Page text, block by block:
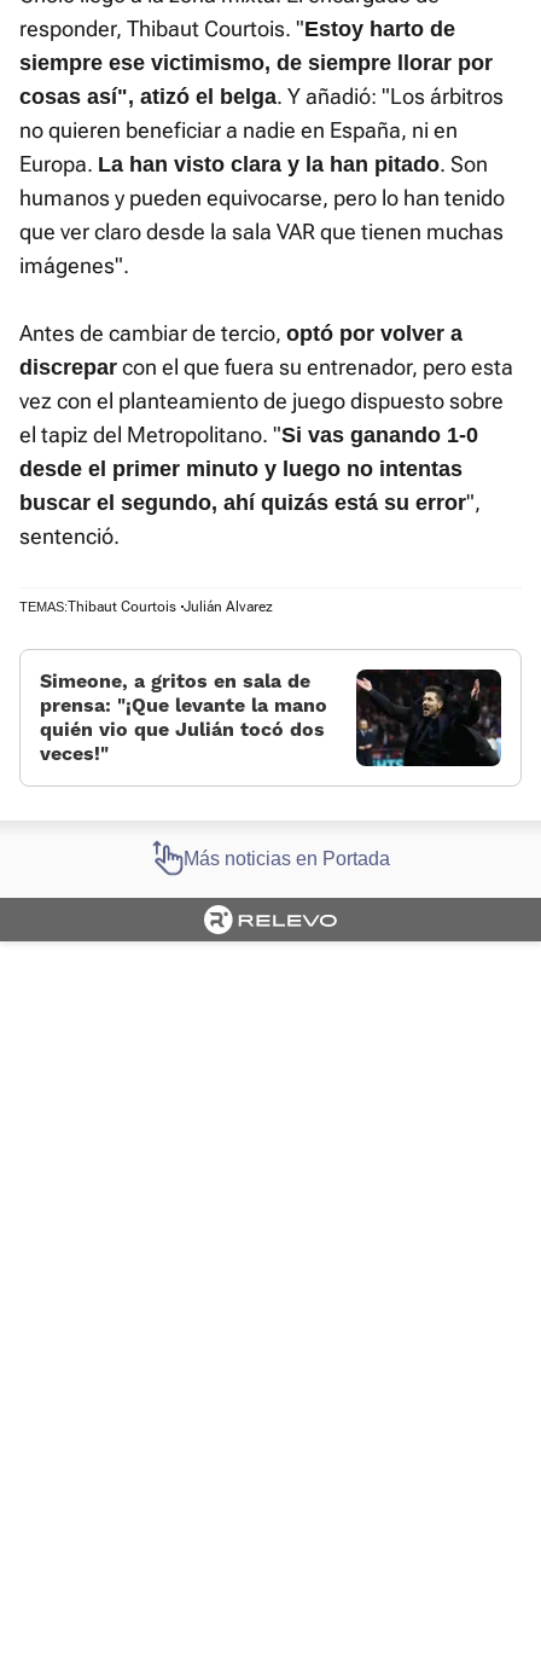
responder, Thibaut Courtois. "Estoy harto de
siempre ese victimismo, de siempre llorar por
cosas así", atizó el belga. Y añadió: "Los árbitros
no quieren beneficiar a nadie en España, ni en
Europa. La han visto clara y la han pitado. Son
humanos y pueden equivocarse, pero lo han tenido
que ver claro desde la sala VAR que tienen muchas
imágenes".
Antes de cambiar de tercio, optó por volver a
discrepar con el que fuera su entrenador, pero esta
vez con el planteamiento de juego dispuesto sobre
el tapiz del Metropolitano. "Si vas ganando 1-0
desde el primer minuto y luego no intentas
buscar el segundo, ahí quizás está su error",
sentenció.
TEMAS:Thibaut Courtois Julián Alvarez
Simeone, a gritos en sala de
prensa: «¡Que levante la mano
quién vio que Julián tocó dos
veces!»
Más noticias en Portada